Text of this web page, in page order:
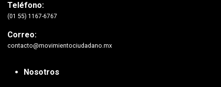
Teléfono:
(01 55) 1167-6767
Correo:
contacto@movimientociudadano.mx
Nosotros